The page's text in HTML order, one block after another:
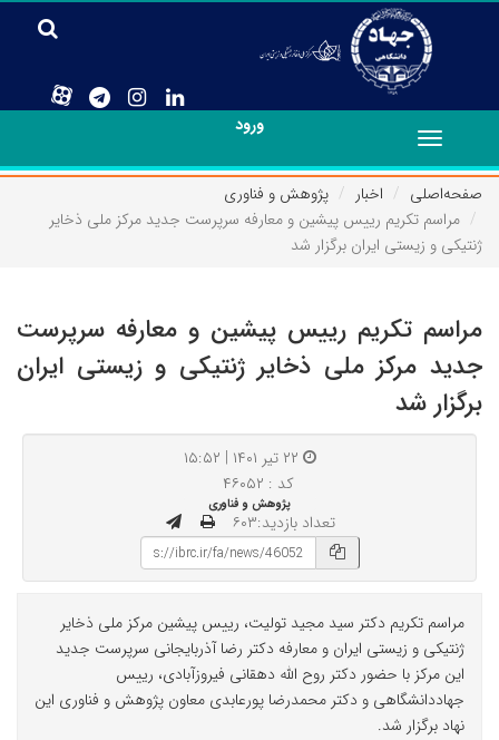
ورود
Toggle
navigation
صفحه‌اصلی
اخبار
پژوهش و فناوری
مراسم تکریم رییس پیشین و معارفه سرپرست جدید مرکز ملی ذخایر
ژنتیکی و زیستی ایران برگزار شد
مراسم تکریم رییس پیشین و معارفه سرپرست
جدید مرکز ملی ذخایر ژنتیکی و زیستی ایران
برگزار شد
کد : ۴۶۰۵۲
پژوهش و فناوری
تعداد بازدید:۶۰۳
مراسم تکریم دکتر سید مجید تولیت، رییس پیشین مرکز ملی ذخایر
ژنتیکی و زیستی ایران و معارفه دکتر رضا آذربایجانی سرپرست جدید
این مرکز با حضور دکتر روح الله دهقانی فیروزآبادی، رییس
جهاددانشگاهی و دکتر محمدرضا پورعابدی معاون پژوهش و فناوری این
نهاد برگزار شد.